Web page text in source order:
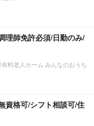
理師免許必須/日勤のみ/
料老人ホーム みんなのおうち
資格可/シフト相談可/住